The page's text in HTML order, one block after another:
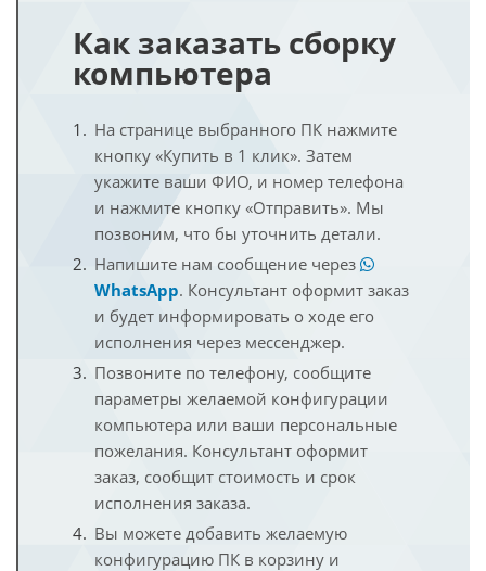
Как заказать сборку
компьютера
На странице выбранного ПК нажмите
кнопку «Купить в 1 клик». Затем
укажите ваши ФИО, и номер телефона
и нажмите кнопку «Отправить». Мы
позвоним, что бы уточнить детали.
Напишите нам сообщение через
WhatsApp. Консультант оформит заказ
и будет информировать о ходе его
исполнения через мессенджер.
Позвоните по телефону, сообщите
параметры желаемой конфигурации
компьютера или ваши персональные
пожелания. Консультант оформит
заказ, сообщит стоимость и срок
исполнения заказа.
Вы можете добавить желаемую
конфигурацию ПК в корзину и